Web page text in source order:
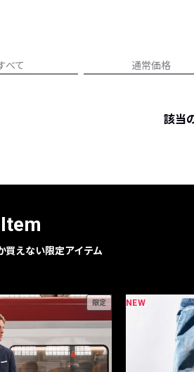
人気記事ランキング
フォーカスブランド
べて 通常価格
該当
えない限定アイテム
限定 NEW